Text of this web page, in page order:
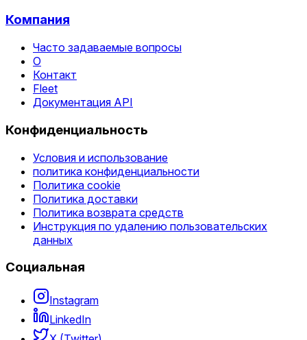
Компания
Часто задаваемые вопросы
О
Контакт
Fleet
Документация API
Конфиденциальность
Условия и использование
политика конфиденциальности
Политика cookie
Политика доставки
Политика возврата средств
Инструкция по удалению пользовательских
данных
Социальная
Instagram
LinkedIn